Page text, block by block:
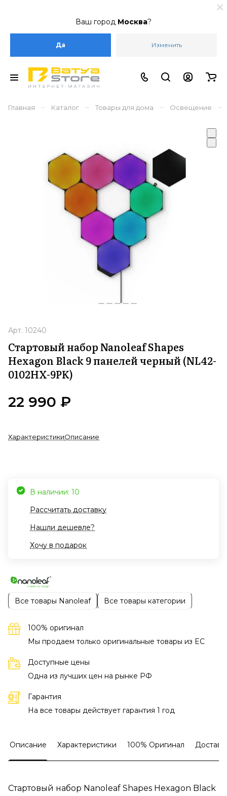
Ваш город Москва?
Да Изменить
Главная – Каталог – Товары для дома – Освещение –
Арт. 10240
Стартовый набор Nanoleaf Shapes
Hexagon Black 9 панелей черный (NL42-
0102HX-9PK)
22 990 ₽
ХарактеристикиОписание
В наличии: 10
Рассчитать доставку
Нашли дешевле?
Хочу в подарок
Все товары Nanoleaf Все товары категории
100% оригинал
Мы продаем только оригинальные товары из EC
Доступные цены
Одна из лучших цен на рынке РФ
Гарантия
На все товары действует гарантия 1 год
Описание Характеристики 100% Оригинал
Стартовый набор Nanoleaf Shapes Hexagon Black